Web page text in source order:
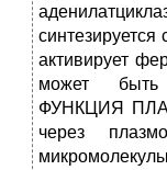
активирует
может быть
ФУНКЦИЯ
через